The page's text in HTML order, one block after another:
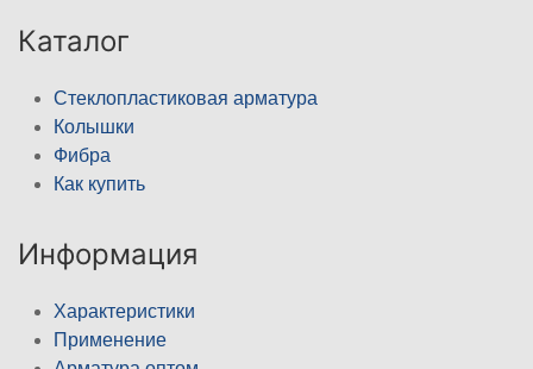
Каталог
Стеклопластиковая арматура
Колышки
Фибра
Как купить
Информация
Характеристики
Применение